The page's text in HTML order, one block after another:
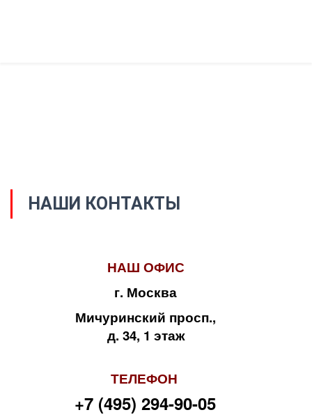
НАШИ КОНТАКТЫ
НАШ ОФИС
г. Москва
Мичуринский просп.,
д. 34, 1 этаж
ТЕЛЕФОН
+7 (495) 294-90-05